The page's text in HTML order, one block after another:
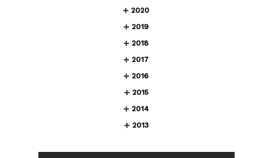
2020
2019
2018
2017
2016
2015
2014
2013